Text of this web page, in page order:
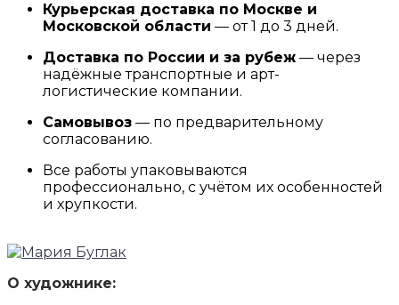
Курьерская доставка по Москве и
Московской области — от 1 до 3 дней.
Доставка по России и за рубеж — через
надёжные транспортные и арт-
логистические компании.
Самовывоз — по предварительному
согласованию.
Все работы упаковываются
профессионально, с учётом их особенностей
и хрупкости.
О художнике: